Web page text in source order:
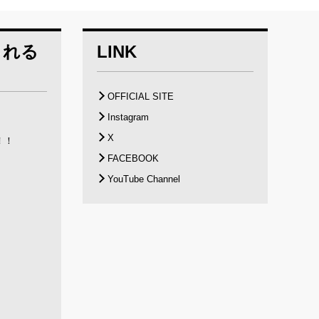
る
LINK
OFFICIAL SITE
Instagram
X
FACEBOOK
YouTube Channel